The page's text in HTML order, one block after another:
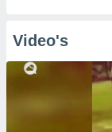
Video's